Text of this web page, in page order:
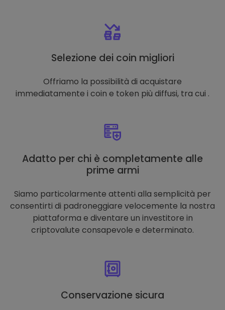
Selezione dei coin migliori
Offriamo la possibilità di acquistare
immediatamente i coin e token più diffusi, tra cui .
Adatto per chi è completamente alle
prime armi
Siamo particolarmente attenti alla semplicità per
consentirti di padroneggiare velocemente la nostra
piattaforma e diventare un investitore in
criptovalute consapevole e determinato.
Conservazione sicura